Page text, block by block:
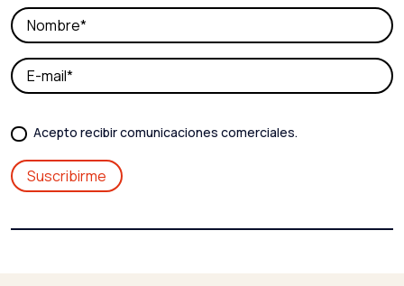
Acepto recibir comunicaciones comerciales.